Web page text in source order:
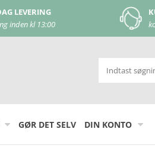
KUNDE SUPPORT
kontakt os på
44 22 17 44
GØR DET SELV DIN KONTO